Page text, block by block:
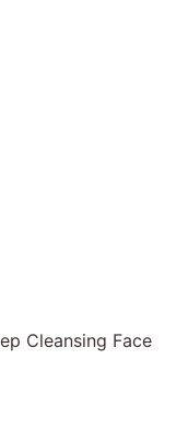
Cleansing Face